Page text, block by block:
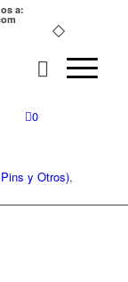
a:
0
y Otros),